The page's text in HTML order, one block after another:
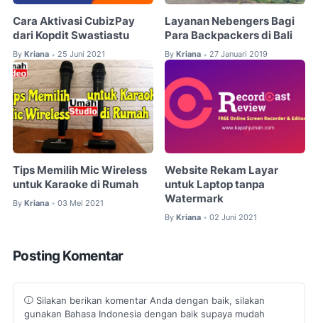
Cara Aktivasi CubizPay
dari Kopdit Swastiastu
By Kriana • 25 Juni 2021
Layanan Nebengers Bagi
Para Backpackers di Bali
By Kriana • 27 Januari 2019
Tips Memilih Mic Wireless
untuk Karaoke di Rumah
By Kriana • 03 Mei 2021
Website Rekam Layar
untuk Laptop tanpa
Watermark
By Kriana • 02 Juni 2021
Posting Komentar
Silakan berikan komentar Anda dengan baik, silakan
gunakan Bahasa Indonesia dengan baik supaya mudah